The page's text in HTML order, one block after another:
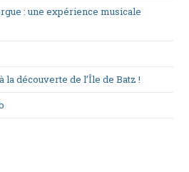
: une expérience musicale
la découverte de l’Île de Batz !